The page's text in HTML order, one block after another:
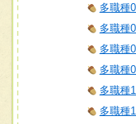
多職種
多職種
多職種
多職種
多職種
多職種